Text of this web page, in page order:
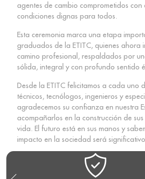
agentes de cambio comprometidos con
condiciones dignas para todos.
Esta ceremonia marca una etapa
graduados de la ETITC, quienes ahora
camino profesional, respaldados por
sólida, integral y con profundo sentido
Desde la ETITC felicitamos a cada uno
técnicos, tecnólogos, ingenieros y
agradecemos su confianza en nuestra
acompañarlos en la construcción de
vida. El futuro está en sus manos y
impacto en la sociedad será